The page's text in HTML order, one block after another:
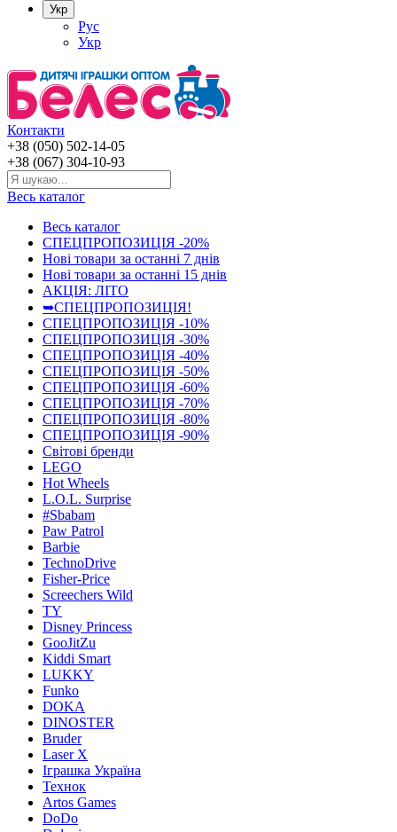
Укр
Рус
Укр
Контакти
+38 (050) 502-14-05
+38 (067) 304-10-93
Весь каталог
Весь каталог
СПЕЦПРОПОЗИЦІЯ -20%
Нові товари за останнi 7 днiв
Нові товари за останнi 15 днiв
АКЦІЯ: ЛІТО
➥СПЕЦПРОПОЗИЦІЯ!
СПЕЦПРОПОЗИЦІЯ -10%
СПЕЦПРОПОЗИЦІЯ -30%
СПЕЦПРОПОЗИЦІЯ -40%
СПЕЦПРОПОЗИЦІЯ -50%
СПЕЦПРОПОЗИЦІЯ -60%
СПЕЦПРОПОЗИЦІЯ -70%
СПЕЦПРОПОЗИЦІЯ -80%
СПЕЦПРОПОЗИЦІЯ -90%
Світові бренди
LEGO
Hot Wheels
L.O.L. Surprise
#Sbabam
Paw Patrol
Barbie
TechnoDrive
Fisher-Price
Screechers Wild
TY
Disney Princess
GooJitZu
Kiddi Smart
LUKKY
Funko
DOKA
DINOSTER
Bruder
Laser X
Іграшка Україна
Технок
Artos Games
DoDo